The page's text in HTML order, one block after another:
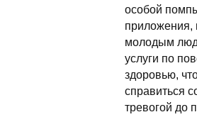
особой
приложения,
молодым
услуги по
здоровью,
справиться
тревогой до